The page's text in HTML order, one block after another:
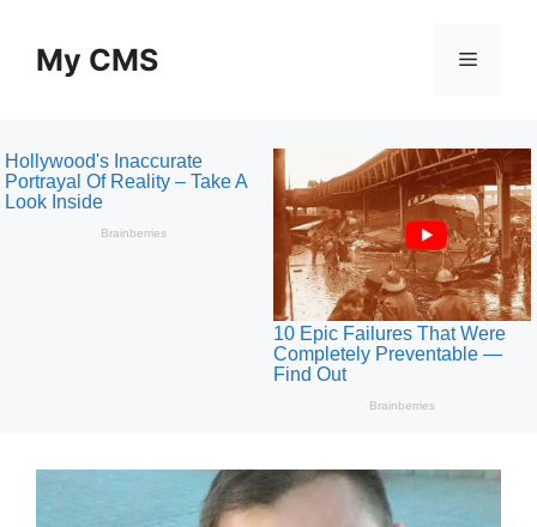
contentMy CMS Menu